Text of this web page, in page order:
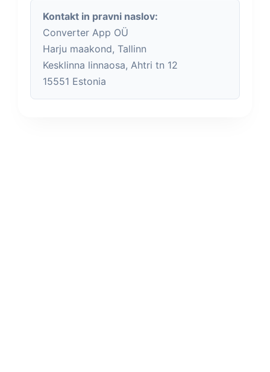
Kontakt in pravni naslov:
Converter App OÜ
Harju maakond, Tallinn
Kesklinna linnaosa, Ahtri tn 12
15551 Estonia